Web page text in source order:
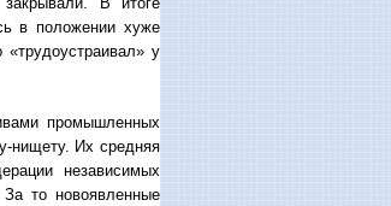
в положении хуже
у
промышленных
нищету. Их средняя
независимых
то новоявленные